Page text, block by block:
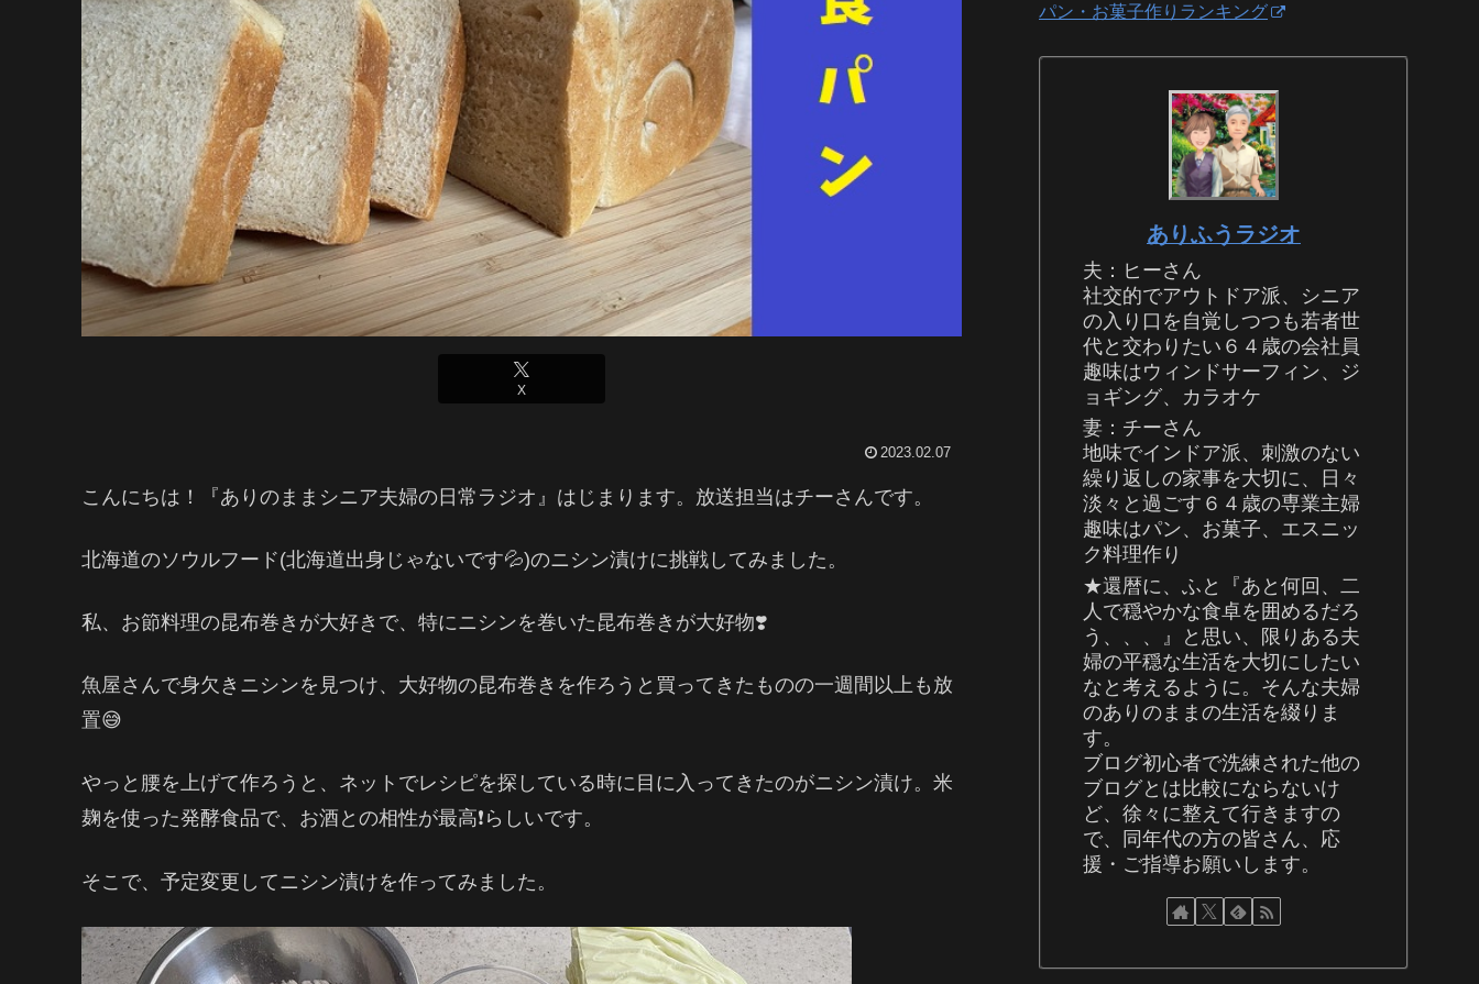
X
2023.02.07
こんにちは！『ありのままシニア夫婦の日常ラジオ』はじまります。放送担当はチーさんです。
北海道のソウルフード(北海道出身じゃないです💦)のニシン漬けに挑戦してみました。
私、お節料理の昆布巻きが大好きで、特にニシンを巻いた昆布巻きが大好物❣️
魚屋さんで身欠きニシンを見つけ、大好物の昆布巻きを作ろうと買ってきたものの一週間以上も放
置😅
やっと腰を上げて作ろうと、ネットでレシピを探している時に目に入ってきたのがニシン漬け。米
麹を使った発酵食品で、お酒との相性が最高❗️らしいです。
そこで、予定変更してニシン漬けを作ってみました。
パン・お菓子作りランキング
ありふうラジオ
夫：ヒーさん
社交的でアウトドア派、シニア
の入り口を自覚しつつも若者世
代と交わりたい６４歳の会社員
趣味はウィンドサーフィン、ジ
ョギング、カラオケ
妻：チーさん
地味でインドア派、刺激のない
繰り返しの家事を大切に、日々
淡々と過ごす６４歳の専業主婦
趣味はパン、お菓子、エスニッ
ク料理作り
★還暦に、ふと『あと何回、二
人で穏やかな食卓を囲めるだろ
う、、、』と思い、限りある夫
婦の平穏な生活を大切にしたい
なと考えるように。そんな夫婦
のありのままの生活を綴りま
す。
ブログ初心者で洗練された他の
ブログとは比較にならないけ
ど、徐々に整えて行きますの
で、同年代の方の皆さん、応
援・ご指導お願いします。